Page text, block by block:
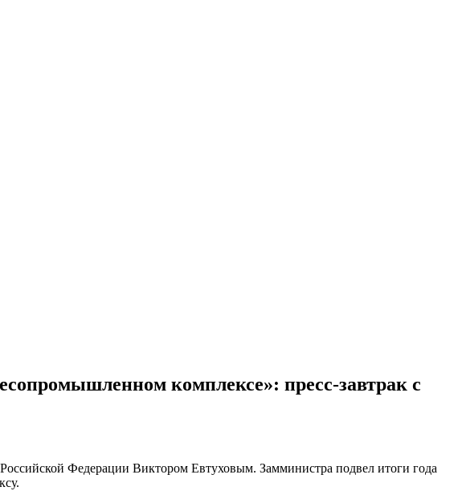
комплексе»: пресс-завтрак с
Федерации Виктором Евтуховым. Замминистра подвел итоги года